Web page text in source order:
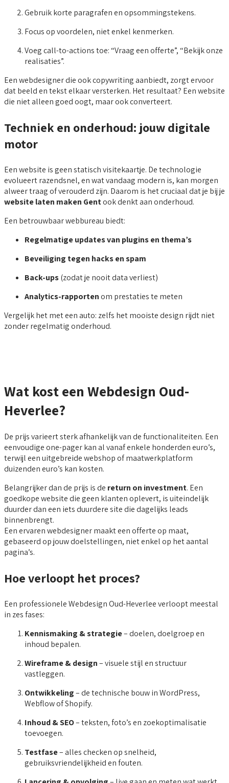
Gebruik korte paragrafen en opsommingstekens.
Focus op voordelen, niet enkel kenmerken.
Voeg call-to-actions toe: “Vraag een offerte”, “Bekijk onze
realisaties”.
Een webdesigner die ook copywriting aanbiedt, zorgt ervoor
dat beeld en tekst elkaar versterken. Het resultaat? Een website
die niet alleen goed oogt, maar ook converteert.
Techniek en onderhoud: jouw digitale
motor
Een website is geen statisch visitekaartje. De technologie
evolueert razendsnel, en wat vandaag modern is, kan morgen
alweer traag of verouderd zijn. Daarom is het cruciaal dat je bij je
website laten maken Gentook denkt aan onderhoud.
Een betrouwbaar webbureau biedt:
Regelmatige updates van plugins en thema’s
Beveiliging tegen hacks en spam
Back-ups(zodat je nooit data verliest)
Analytics-rapportenom prestaties te meten
Vergelijk het met een auto: zelfs het mooiste design rijdt niet
zonder regelmatig onderhoud.
Wat kost een Webdesign Oud-
Heverlee?
De prijs varieert sterk afhankelijk van de functionaliteiten. Een
eenvoudige one-pager kan al vanaf enkele honderden euro’s,
terwijl een uitgebreide webshop of maatwerkplatform
duizenden euro’s kan kosten.
Belangrijker dan de prijs is de return on investment. Een
goedkope website die geen klanten oplevert, is uiteindelijk
duurder dan een iets duurdere site die dagelijks leads
binnenbrengt.
Een ervaren webdesigner maakt een offerte op maat,
gebaseerd op jouw doelstellingen, niet enkel op het aantal
pagina’s.
Hoe verloopt het proces?
Een professionele Webdesign Oud-Heverlee verloopt meestal
in zes fases:
Kennismaking & strategie– doelen, doelgroep en
inhoud bepalen.
Wireframe & design– visuele stijl en structuur
vastleggen.
Ontwikkeling– de technische bouw in WordPress,
Webflow of Shopify.
Inhoud & SEO– teksten, foto’s en zoekoptimalisatie
toevoegen.
Testfase– alles checken op snelheid,
gebruiksvriendelijkheid en fouten.